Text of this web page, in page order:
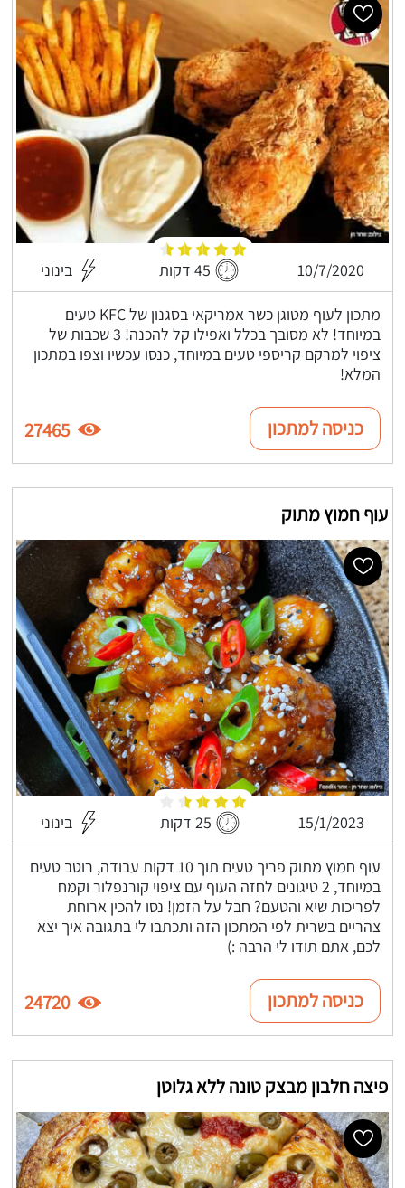
10/7/2020 45 דקות בינוני
מתכון לעוף מטוגן כשר אמריקאי בסגנון של KFC טעים
במיוחד! לא מסובך בכלל ואפילו קל להכנה! 3 שכבות של
ציפוי למרקם קריספי טעים במיוחד, כנסו עכשיו וצפו במתכון
המלא!
כניסה למתכון 27465
עוף חמוץ מתוק
15/1/2023 25 דקות בינוני
עוף חמוץ מתוק פריך טעים תוך 10 דקות עבודה, רוטב טעים
במיוחד, 2 טיגונים לחזה העוף עם ציפוי קורנפלור וקמח
לפריכות שיא והטעם? חבל על הזמן! נסו להכין ארוחת
צהריים בשרית לפי המתכון הזה ותכתבו לי בתגובה איך יצא
לכם, אתם תודו לי הרבה :)
כניסה למתכון 24720
פיצה חלבון מבצק טונה ללא גלוטן